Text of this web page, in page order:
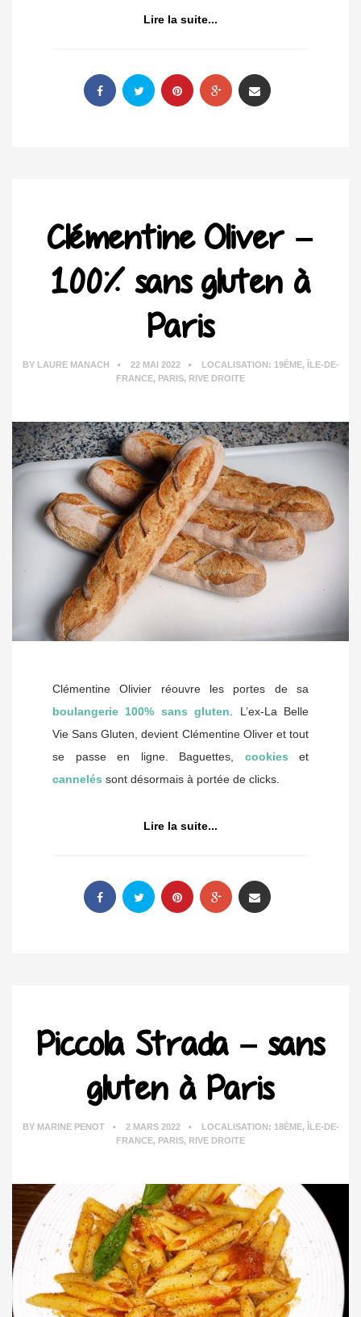
Lire la suite...
Clémentine Oliver –
100% sans gluten à
Paris
BY LAURE MANACH 22 MAI 2022 LOCALISATION: 19ÈME, ÎLE-DE-
FRANCE, PARIS, RIVE DROITE
Clémentine Olivier réouvre les portes de sa
boulangerie 100% sans gluten. L’ex-La Belle
Vie Sans Gluten, devient Clémentine Oliver et tout
se passe en ligne. Baguettes, cookies et
cannelés sont désormais à portée de clicks.
Lire la suite...
Piccola Strada – sans
gluten à Paris
BY MARINE PENOT 2 MARS 2022 LOCALISATION: 18ÈME,
ÎLE-DE-
FRANCE, PARIS, RIVE DROITE